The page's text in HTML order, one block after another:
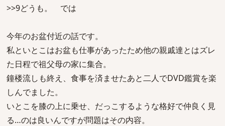
>>9どうも。 では
今年のお盆付近の話です。
私といとこはお盆も仕事があったため他の親戚達とはズレ
た日程で祖父母の家に集合。
鐘楼流しも終え、食事を済ませたあと二人でDVD鑑賞を楽
しんでました。
いとこを膝の上に乗せ、だっこするような格好で仲良く見
る…のは良いんですが問題はその内容。